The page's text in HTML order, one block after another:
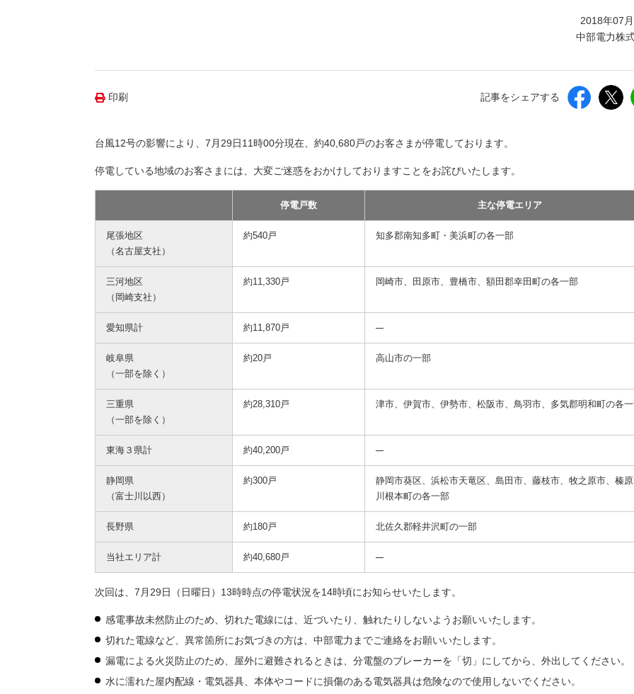
2018年07
中部電力株
印刷 記事をシェアする
台風12号の影響により、7月29日11時00分現在、約40,680戸のお客さまが停電しております。
停電している地域のお客さまには、大変ご迷惑をおかけしておりますことをお詫びいたします。
停電戸数 主な停電エリア
尾張地区
（名古屋支社）
約540戸 知多郡南知多町・美浜町の各一部
三河地区
（岡崎支社）
約11,330戸 岡崎市、田原市、豊橋市、額田郡幸田町の各一部
愛知県計 約11,870戸
岐阜県
（一部を除く）
約20戸 高山市の一部
三重県
（一部を除く）
約28,310戸 津市、伊賀市、伊勢市、松阪市、鳥羽市、多気郡明和町の各
東海３県計 約40,200戸
静岡県
（富士川以西）
約300戸
静岡市葵区、浜松市天竜区、島田市、藤枝市、牧之原市、榛
川根本町の各一部
長野県 約180戸 北佐久郡軽井沢町の一部
当社エリア計 約40,680戸
次回は、7月29日（日曜日）13時時点の停電状況を14時頃にお知らせいたします。
感電事故未然防止のため、切れた電線には、近づいたり、触れたりしないようお願いいたします。
切れた電線など、異常箇所にお気づきの方は、中部電力までご連絡をお願いいたします。
漏電による火災防止のため、屋外に避難されるときは、分電盤のブレーカーを「切」にしてから、外出してください。
水に濡れた屋内配線・電気器具、本体やコードに損傷のある電気器具は危険なので使用しないでください。